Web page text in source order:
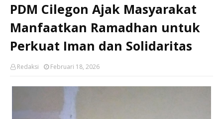
PDM Cilegon Ajak Masyarakat
Manfaatkan Ramadhan untuk
Perkuat Iman dan Solidaritas
Redaksi Februari 18, 2026